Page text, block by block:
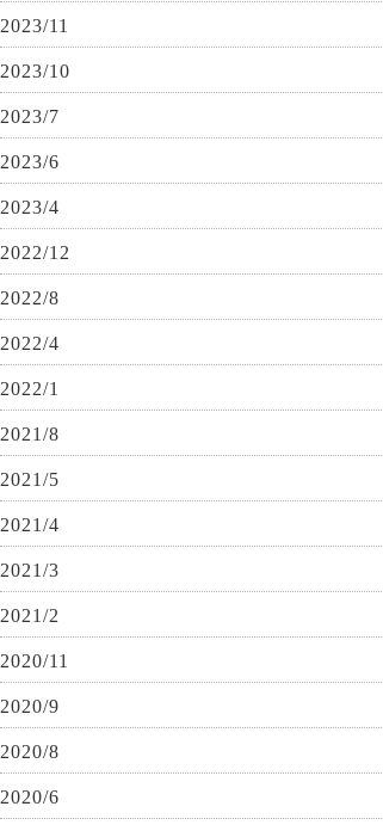
2023/11
2023/10
2023/7
2023/6
2023/4
2022/12
2022/8
2022/4
2022/1
2021/8
2021/5
2021/4
2021/3
2021/2
2020/11
2020/9
2020/8
2020/6